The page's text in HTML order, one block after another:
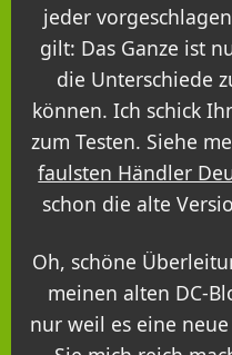
jeder
gilt: Das Ganze ist
die Unterschiede
können. Ich schick
zum Testen. Siehe
faulsten Händler
schon die alte
Oh, schöne
meinen alten DC-
nur weil es eine